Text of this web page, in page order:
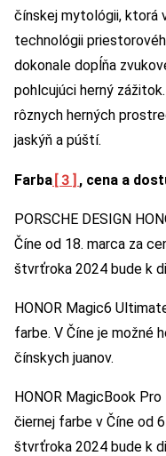
čínskej mytológii, ktorá
technológii
dokonale dopĺňa
pohlcujúci herný
rôznych herných
jaskýň a púští.
Farba[3] , cena a
PORSCHE DESIGN
Číne od 18. marca za
štvrťroka 2024 bude k
HONOR Magic6
farbe. V Číne je možné
čínskych juanov.
HONOR MagicBook
čiernej farbe v Číne od
štvrťroka 2024 bude k